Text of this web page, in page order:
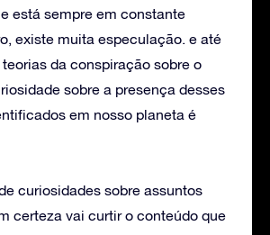
está sempre em constante
existe muita especulação. e até
da conspiração sobre o
sobre a presença desses
em nosso planeta é
curiosidades sobre assuntos
certeza vai curtir o conteúdo que